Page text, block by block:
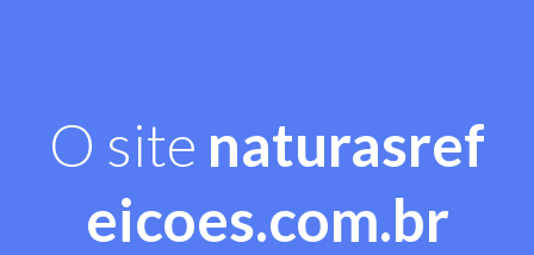
O site naturasref
eicoes.com.br